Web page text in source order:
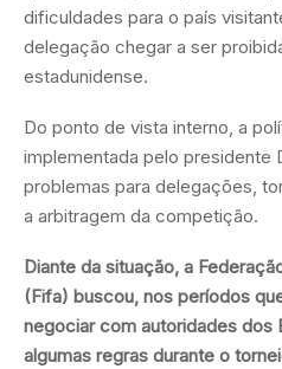
dificuldades para o país
delegação chegar a ser
estadunidense.
Do ponto de vista interno, a
implementada pelo presidente
problemas para delegações,
a arbitragem da competição.
Diante da situação, a
(Fifa) buscou, nos períodos
negociar com autoridades dos
algumas regras durante o